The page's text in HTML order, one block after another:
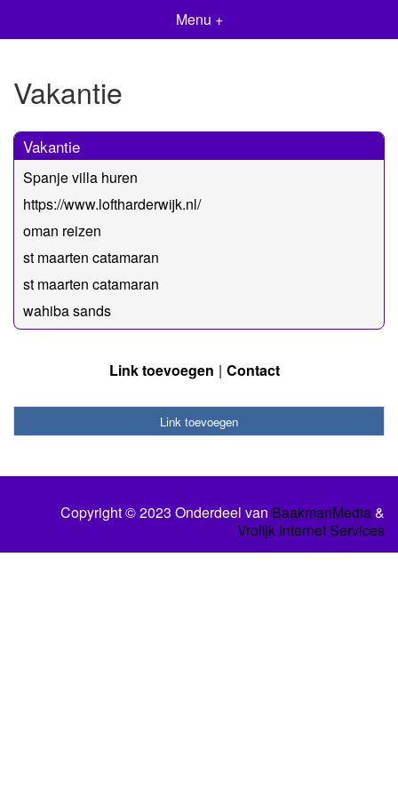
Menu +
Vakantie
Vakantie
Spanje villa huren
https://www.loftharderwijk.nl/
oman reizen
st maarten catamaran
st maarten catamaran
wahiba sands
Link toevoegen Contact
Link toevoegen
Copyright © 2023 Onderdeel van BaakmanMedia&
Vrolijk Internet Services